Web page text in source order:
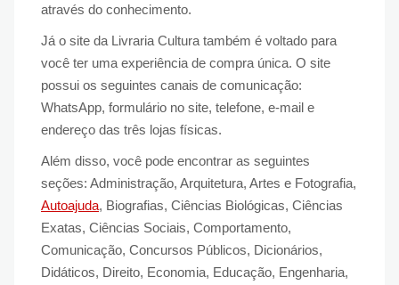
através do conhecimento.
Já o site da Livraria Cultura também é voltado para
você ter uma experiência de compra única. O site
possui os seguintes canais de comunicação:
WhatsApp, formulário no site, telefone, e-mail e
endereço das três lojas físicas.
Além disso, você pode encontrar as seguintes
seções: Administração, Arquitetura, Artes e Fotografia,
Autoajuda, Biografias, Ciências Biológicas, Ciências
Exatas, Ciências Sociais, Comportamento,
Comunicação, Concursos Públicos, Dicionários,
Didáticos, Direito, Economia, Educação, Engenharia,